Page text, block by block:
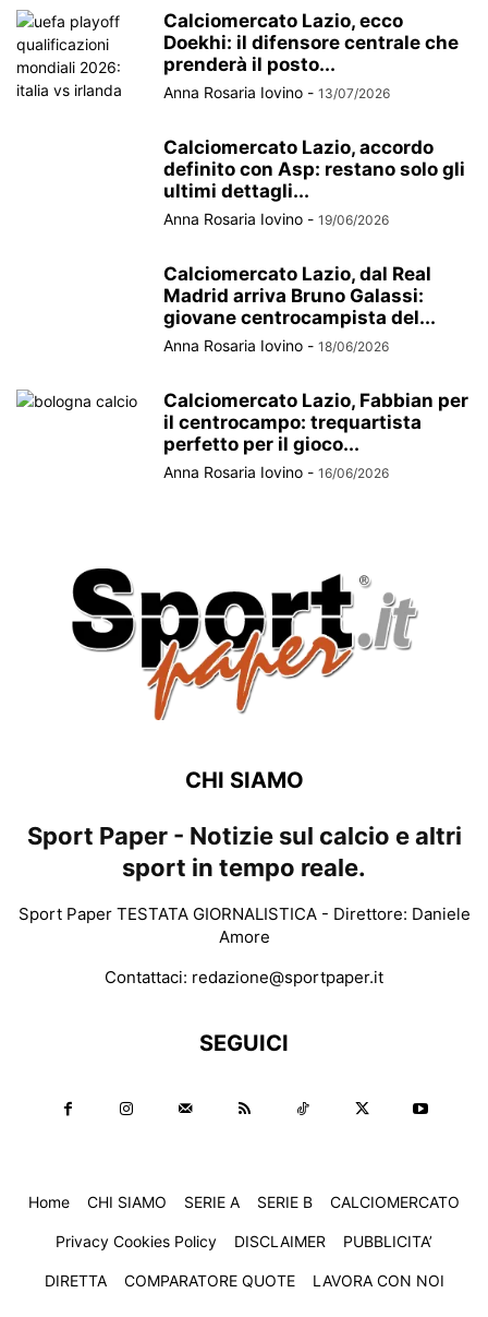
Calciomercato Lazio, ecco
Doekhi: il difensore centrale che
prenderà il posto...
Anna Rosaria Iovino - 13/07/2026
Calciomercato Lazio, accordo
definito con Asp: restano solo gli
ultimi dettagli...
Anna Rosaria Iovino - 19/06/2026
Calciomercato Lazio, dal Real
Madrid arriva Bruno Galassi:
giovane centrocampista del...
Anna Rosaria Iovino - 18/06/2026
Calciomercato Lazio, Fabbian per
il centrocampo: trequartista
perfetto per il gioco...
Anna Rosaria Iovino - 16/06/2026
CHI SIAMO
Sport Paper - Notizie sul calcio e altri
sport in tempo reale.
Sport Paper TESTATA GIORNALISTICA - Direttore: Daniele
Amore
Contattaci: redazione@sportpaper.it
SEGUICI
Home CHI SIAMO SERIE A SERIE B CALCIOMERCATO
Privacy Cookies Policy DISCLAIMER PUBBLICITA’
DIRETTA COMPARATORE QUOTE LAVORA CON NOI